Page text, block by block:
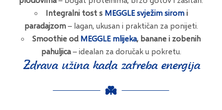
Integralni tost s MEGGLE svježim siromi
paradajzom– lagan, ukusan i praktičan za ponijeti.
Smoothie od MEGGLE mlijeka, banane i zobenih
pahuljica– idealan za doručak u pokretu.
Zdrava užina kada zatreba energija